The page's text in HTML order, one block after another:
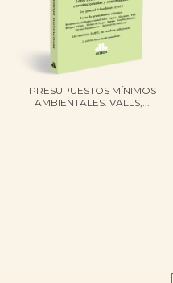
PRESUPUESTOS MÍNIMOS
AMBIENTALES. VALLS,...